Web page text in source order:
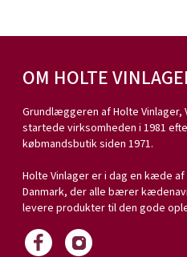
OM HOLTE
Grundlæggeren af Holte Vinlager,
startede virksomheden i 1981
købmandsbutik siden 1971.
Holte Vinlager er i dag en kæde
Danmark, der alle bærer
levere produkter til den gode